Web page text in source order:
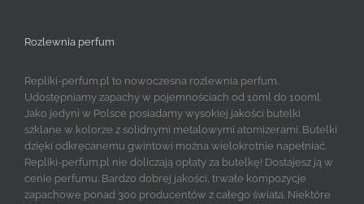
Rozlewnia perfum
Repliki-perfum.pl to nowoczesna rozlewnia perfum.
Udostępniamy zapachy w pojemnościach od 10ml do 100ml.
Jako jedyni w Polsce posiadamy wysokiej jakości butelki
szklane w kolorze z solidnymi metalowymi atomizerami. Butelki
dzięki odkręcanemu gwintowi można wielokrotnie napełniać.
Repliki-perfum.pl nie doliczają opłaty za butelkę! Dostajesz ją w
cenie perfumu. Bardzo dobrej jakości, trwałe kompozycje
zapachowe ponad 300 producentów z całego świata. Niektóre